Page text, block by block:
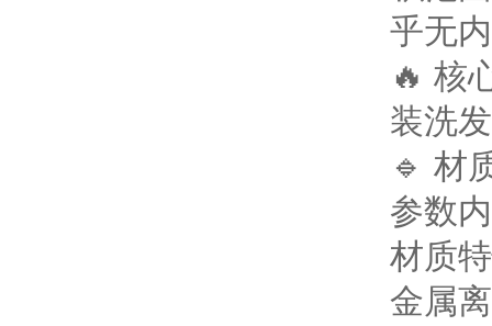
乎无
🔥 核
装洗
🔹 材
参数
材质
金属